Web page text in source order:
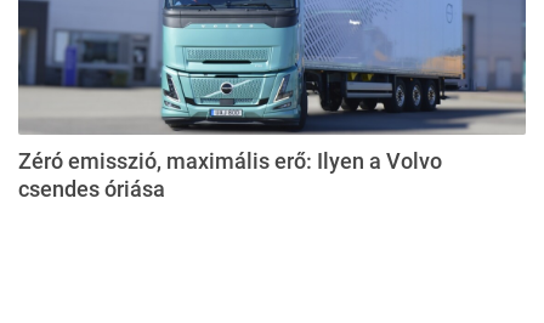
Zéró emisszió, maximális erő: Ilyen a Volvo
csendes óriása